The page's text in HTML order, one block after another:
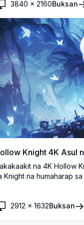
na may glowing
atmosphere
at desktop
3840 × 2160Buksan
Knight 4K Asul
na 4K Hollow
Knight na humaharap
ng laro na
2912 × 1632Buksan